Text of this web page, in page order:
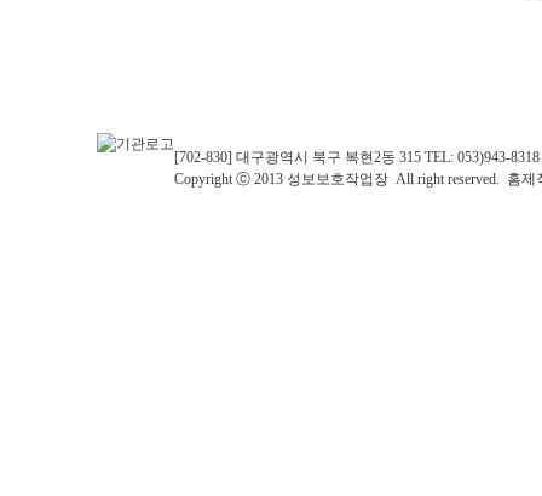
[702-830] 대구광역시 북구 복현2동 315 TEL: 053)943-
Copyright ⓒ 2013 성보보호작업장 All right reserved. 홈